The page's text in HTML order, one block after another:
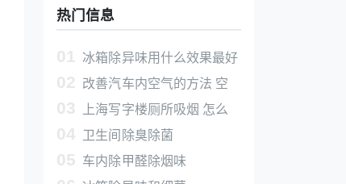
热门信息
冰箱除异味用什么效果最好
空气净化片除异味杀菌消毒
改善汽车内空气的方法 空
气净化片杀菌除臭除异味除甲醛
上海写字楼厕所吸烟 怎么
解决卫生间的烟味
卫生间除臭除菌
车内除甲醛除烟味